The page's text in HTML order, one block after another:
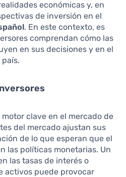
económicas y, en
de inversión en el
. En este contexto, es
comprendan cómo las
en sus decisiones y en el
clave en el mercado de
del mercado ajustan sus
de lo que esperan que el
las políticas monetarias. Un
las tasas de interés o
activos puede provocar